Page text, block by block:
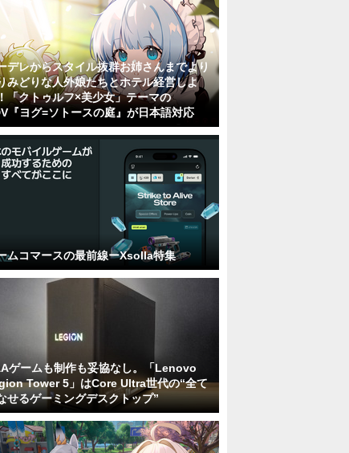
デレからスタイル抜群お姉さんまでより
みどりな人外娘たちとホテル経営しよ
「クトゥルフ×美少女」テーマの
『ヨグ=ソトースの庭』が日本語対応
ムコマースの最前線ーXsolla特集
ゲームも制作も妥協なし。「Lenovo
Tower 5」はCore Ultra世代の“全て
せるゲーミングデスクトップ”